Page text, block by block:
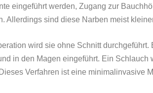
eingeführt werden, Zugang zur
Allerdings sind diese Narben meist
wird sie ohne Schnitt
in den Magen eingeführt. Ein
Verfahren ist eine minimalinvasive